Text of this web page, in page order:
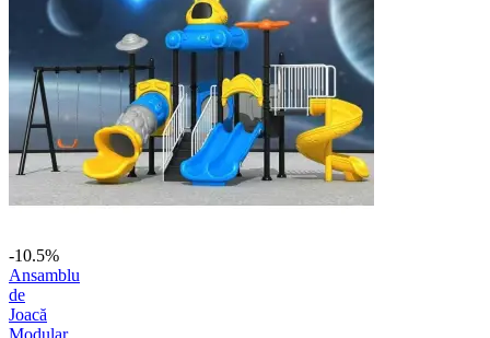
-10.5%
Ansamblu
de
Joacă